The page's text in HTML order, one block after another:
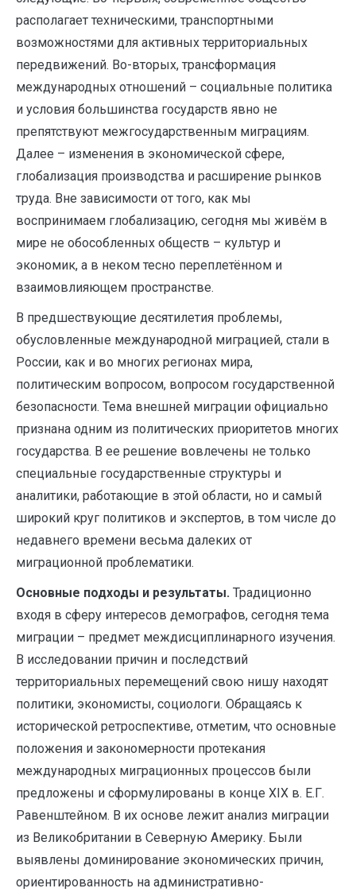
располагает техническими, транспортными
возможностями для активных территориальных
передвижений. Во-вторых, трансформация
международных отношений – социальные политика
и условия большинства государств явно не
препятствуют межгосударственным миграциям.
Далее – изменения в экономической сфере,
глобализация производства и расширение рынков
труда. Вне зависимости от того, как мы
воспринимаем глобализацию, сегодня мы живём в
мире не обособленных обществ – культур и
экономик, а в неком тесно переплетённом и
взаимовлияющем пространстве.
В предшествующие десятилетия проблемы,
обусловленные международной миграцией, стали в
России, как и во многих регионах мира,
политическим вопросом, вопросом государственной
безопасности. Тема внешней миграции официально
признана одним из политических приоритетов многих
государства. В ее решение вовлечены не только
специальные государственные структуры и
аналитики, работающие в этой области, но и самый
широкий круг политиков и экспертов, в том числе до
недавнего времени весьма далеких от
миграционной проблематики.
Основные подходы и результаты. Традиционно
входя в сферу интересов демографов, сегодня тема
миграции – предмет междисциплинарного изучения.
В исследовании причин и последствий
территориальных перемещений свою нишу находят
политики, экономисты, социологи. Обращаясь к
исторической ретроспективе, отметим, что основные
положения и закономерности протекания
международных миграционных процессов были
предложены и сформулированы в конце ХIХ в. Е.Г.
Равенштейном. В их основе лежит анализ миграции
из Великобритании в Северную Америку. Были
выявлены доминирование экономических причин,
ориентированность на административно-